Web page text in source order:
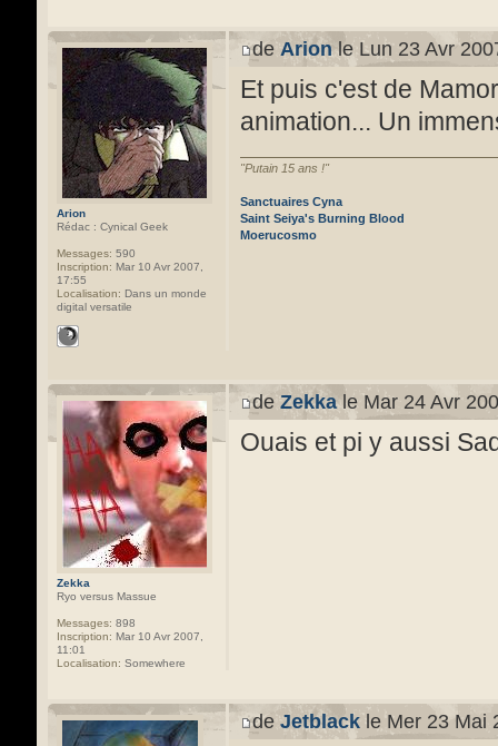
Arion
Rédac : Cynical Geek
Messages: 590
Inscription: Mar 10 Avr 2007,
17:55
Localisation: Dans un monde
digital versatile
deArionle Lun 23 Avr
Et puis c'est de
animation... Un
"Putain 15 ans !"
Sanctuaires Cyna
Saint Seiya's Burning Blood
Moerucosmo
Zekka
Ryo versus Massue
Messages: 898
Inscription: Mar 10 Avr 2007,
11:01
Localisation: Somewhere
deZekkale Mar 24 Avr
Ouais et pi y aussi
deJetblack le Mer 23 Mai